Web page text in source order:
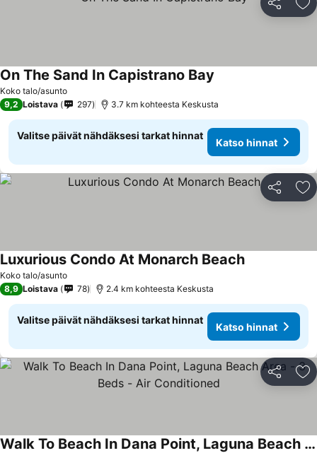
Jaa
Koko talo/asunto
On The Sand In Capistrano Bay
9,2 Loistava 297 3.7 km kohteesta Keskusta
Valitse päivät nähdäksesi tarkat hinnat
Katso hinnat
Jaa
Koko talo/asunto
Luxurious Condo At Monarch Beach
8,9 Loistava 78 2.4 km kohteesta Keskusta
Valitse päivät nähdäksesi tarkat hinnat
Katso hinnat
Jaa
Walk To Beach In Dana Point, Laguna Beach Area - 3 Beds - Air Conditioned